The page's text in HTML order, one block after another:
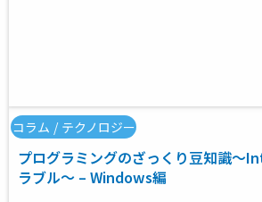
コラム / テクノロジー
プログラミングのざっくり豆知識～
ラブル～ – Windows編